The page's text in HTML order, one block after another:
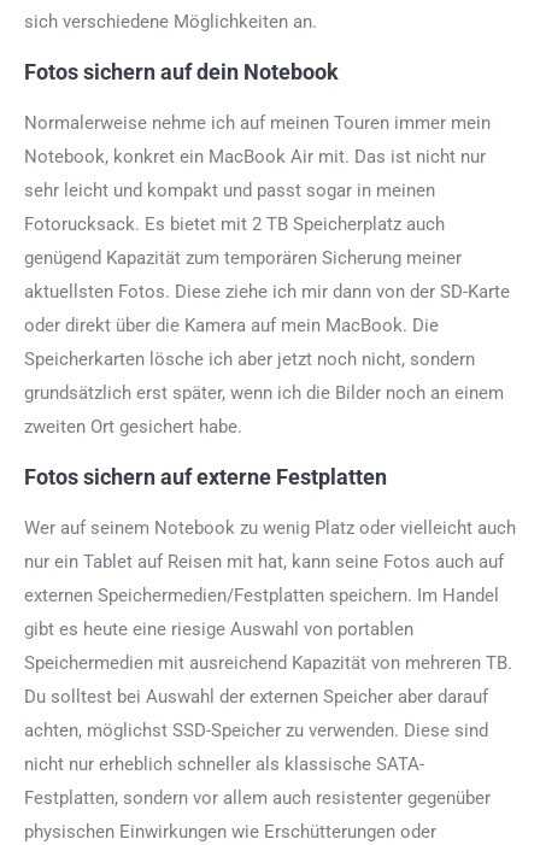
sich verschiedene Möglichkeiten an.
Fotos sichern auf dein Notebook
Normalerweise nehme ich auf meinen Touren immer mein
Notebook, konkret ein MacBook Air mit. Das ist nicht nur
sehr leicht und kompakt und passt sogar in meinen
Fotorucksack. Es bietet mit 2 TB Speicherplatz auch
genügend Kapazität zum temporären Sicherung meiner
aktuellsten Fotos. Diese ziehe ich mir dann von der SD-Karte
oder direkt über die Kamera auf mein MacBook. Die
Speicherkarten lösche ich aber jetzt noch nicht, sondern
grundsätzlich erst später, wenn ich die Bilder noch an einem
zweiten Ort gesichert habe.
Fotos sichern auf externe Festplatten
Wer auf seinem Notebook zu wenig Platz oder vielleicht auch
nur ein Tablet auf Reisen mit hat, kann seine Fotos auch auf
externen Speichermedien/Festplatten speichern. Im Handel
gibt es heute eine riesige Auswahl von portablen
Speichermedien mit ausreichend Kapazität von mehreren TB.
Du solltest bei Auswahl der externen Speicher aber darauf
achten, möglichst SSD-Speicher zu verwenden. Diese sind
nicht nur erheblich schneller als klassische SATA-
Festplatten, sondern vor allem auch resistenter gegenüber
physischen Einwirkungen wie Erschütterungen oder